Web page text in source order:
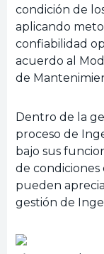
condición de
aplicando
confiabilidad
acuerdo al
de
Dentro de la
proceso de
bajo sus
de condiciones
pueden
gestión de